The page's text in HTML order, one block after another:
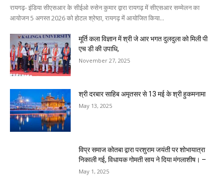
रायगढ़- इंडिया सीएसआर के सीईओ रुसेन कुमार द्वारा रायगढ़ में सीएसआर सम्मेलन का
आयोजन 5 अगस्त 2026 को होटल श्रेष्ठा, रायगढ़ में आयोजित किया...
मूर्ति कला विज्ञान में श्री जे आर भगत दुलदुला को मिली पी
एच डी की उपाधि,
November 27, 2025
श्री दरबार साहिब अमृतसर से 13 मई के श्री हुकमनामा
May 13, 2025
विप्र समाज कोतबा द्वारा परशुराम जयंती पर शोभायात्रा
निकाली गई, विधायक गोमती साय ने दिया मंगलाशीष। –
May 1, 2025